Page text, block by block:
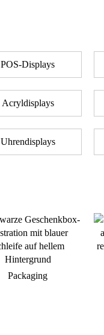
POS-Displays
Acryldisplays
Uhrendisplays
Packaging